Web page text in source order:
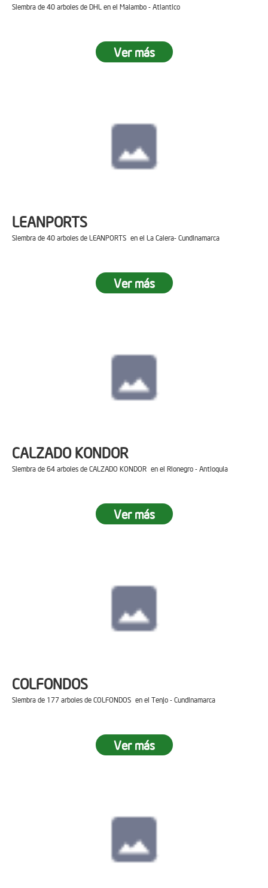
Siembra de 40 arboles de DHL en el Malambo - Atlantico
Ver más
LEANPORTS
Siembra de 40 arboles de LEANPORTS en el La Calera- Cundinamarca
Ver más
CALZADO KONDOR
Siembra de 64 arboles de CALZADO KONDOR en el Rionegro - Antioquia
Ver más
COLFONDOS
Siembra de 177 arboles de COLFONDOS en el Tenjo - Cundinamarca
Ver más